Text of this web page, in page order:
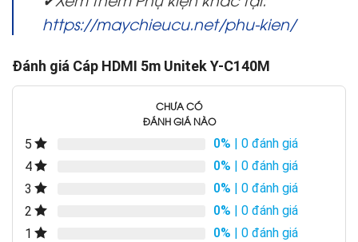
https://maychieucu.net/phu-kien/
Đánh giá Cáp HDMI 5m Unitek Y-C140M
CHƯA CÓ
ĐÁNH GIÁ NÀO
5 0% | 0 đánh giá
4
0% | 0 đánh giá
3
0% | 0 đánh giá
2
0% | 0 đánh giá
1
0% | 0 đánh giá